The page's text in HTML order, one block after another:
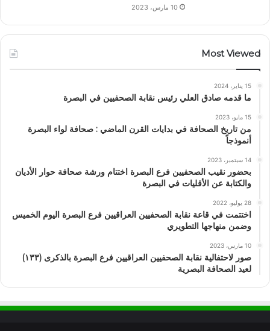
10 مارس، 2023
Most Viewed
15 يناير، 2024
ما قدمه صادق العلي رئيس نقابة الصحفيين في البصرة
15 مايو، 2023
من تاريخ الصحافة في بدايات القرن الماضي : صحافة لواء البصرة
أنموذجاً
14 سبتمبر، 2023
بحضور نقيب الصحفيين فرع البصرة اختتام ورشة صحافة حوار الأديان
والكتابة عن الأقليات في البصرة
28 يوليو، 2022
اختتمت في قاعة نقابة الصحفيين العراقيين فرع البصرة اليوم الخميس
وضمن منهاجها التطويري
10 مارس، 2023
صور لاحتفالية نقابة الصحفيين العراقيين فرع البصرة بالذكرى (١٣٣)
لعيد الصحافة البصرية